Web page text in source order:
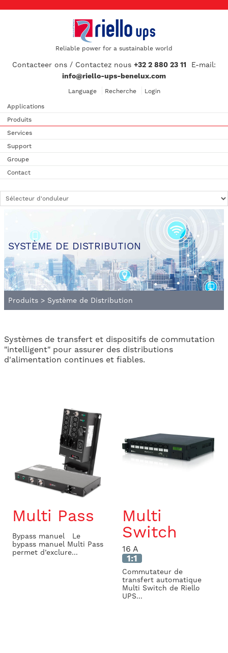
Reliable power for a sustainable world
Contacteer ons / Contactez nous +32 2 880 23 11 E-mail:
info@riello-ups-benelux.com
Language Recherche Login
Applications
Produits
Services
Support
Groupe
Contact
SYSTÈME DE DISTRIBUTION
Produits > Système de Distribution
Systèmes de transfert et dispositifs de commutation
"intelligent" pour assurer des distributions
d'alimentation continues et fiables.
Multi Pass
Bypass manuel Le
bypass manuel Multi Pass
permet d’exclure...
Multi
Switch
16 A
1:1
Commutateur de
transfert automatique
Multi Switch de Riello
UPS...